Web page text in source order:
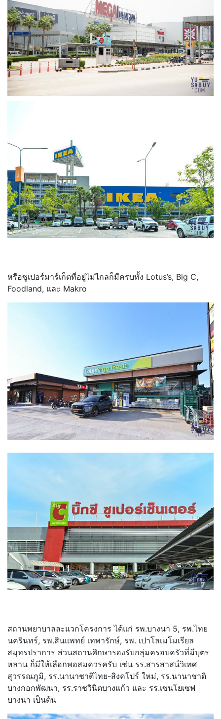
หรือซูเปอร์มาร์เก็ตที่อยู่ไม่ไกลก็มีครบทั้ง Lotus’s, Big C,
Foodland, และ Makro
สถานพยาบาลละแวกโครงการ ได้แก่ รพ.บางนา 5, รพ.ไทย
นครินทร์, รพ.สินแพทย์ เทพารักษ์, รพ. เปาโลเมโมเรียล
สมุทรปราการ ส่วนสถานศึกษารองรับกลุ่มครอบครัวที่มีบุตร
หลาน ก็มีให้เลือกพอสมควรครับ เช่น รร.สารสาสน์วิเทศ
สุวรรณภูมิ, รร.นานาชาติไทย-สิงคโปร์ ใหม่, รร.นานาชาติ
บางกอกพัฒนา, รร.ราชวินิตบางแก้ว และ รร.เซนโยเซฟ
บางนา เป็นต้น